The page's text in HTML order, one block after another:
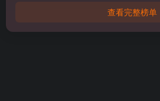
查看完整榜单